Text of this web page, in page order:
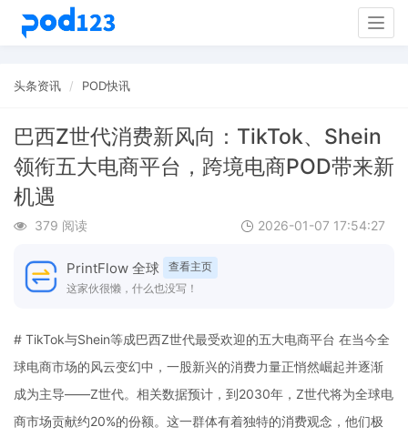
头条资讯 POD快讯
巴西Z世代消费新风向：TikTok、Shein
领衔五大电商平台，跨境电商POD带来新
机遇
379 阅读 2026-01-07 17:54:27
PrintFlow 全球
查看主页
这家伙很懒，什么也没写！
# TikTok与Shein等成巴西Z世代最受欢迎的五大电商平台 在当今全
球电商市场的风云变幻中，一股新兴的消费力量正悄然崛起并逐渐
成为主导——Z世代。相关数据预计，到2030年，Z世代将为全球电
商市场贡献约20%的份额。这一群体有着独特的消费观念，他们极